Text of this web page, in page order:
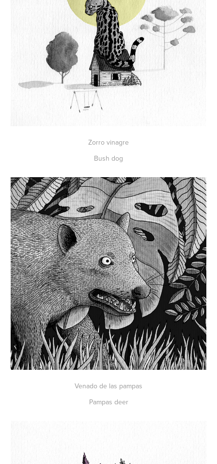
Zorro vinagre
Bush dog
Venado de las pampas
Pampas deer